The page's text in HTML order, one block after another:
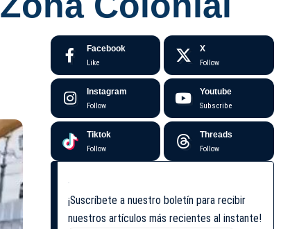
Facebook
Like
X
Follow
Instagram
Follow
Youtube
Subscribe
Tiktok
Follow
Threads
Follow
¡Suscríbete a nuestro boletín para recibir
nuestros artículos más recientes al instante!